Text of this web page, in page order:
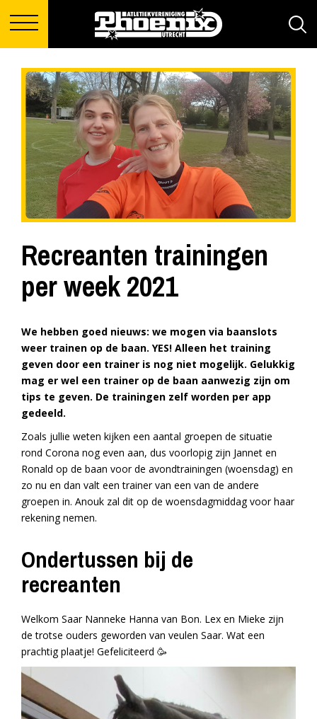
Recreanten trainingen
per week 2021
We hebben goed nieuws: we mogen via baanslots
weer trainen op de baan. YES! Alleen het training
geven door een trainer is nog niet mogelijk. Gelukkig
mag er wel een trainer op de baan aanwezig zijn om
tips te geven. De trainingen zelf worden per app
gedeeld.
Zoals jullie weten kijken een aantal groepen de situatie
rond Corona nog even aan, dus voorlopig zijn Jannet en
Ronald op de baan voor de avondtrainingen (woensdag) en
zo nu en dan valt een trainer van een van de andere
groepen in. Anouk zal dit op de woensdagmiddag voor haar
rekening nemen.
Ondertussen bij de
recreanten
Welkom Saar Nanneke Hanna van Bon. Lex en Mieke zijn
de trotse ouders geworden van veulen Saar. Wat een
prachtig plaatje! Gefeliciteerd 🥳